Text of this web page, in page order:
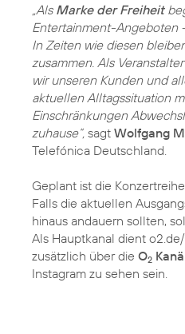
„Als Marke der Freiheit
Entertainment-Angeboten
In Zeiten wie diesen
zusammen. Als
wir unseren Kunden und
aktuellen Alltagssituation
Einschränkungen
zuhause“, sagt Wolfgang
Telefónica Deutschland.
Geplant ist die
Falls die aktuellen
hinaus andauern sollten,
Als Hauptkanal dient
zusätzlich über die O2
Instagram zu sehen sein.